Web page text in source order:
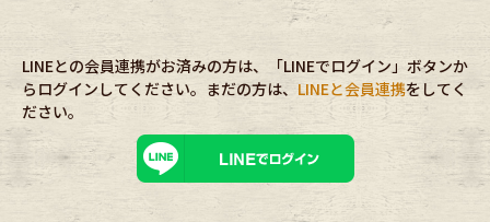
Tops Outer
Bottoms Fafatt
レディース商品カテゴリーから探す
Bottoms
LINEとの会員連携がお済みの方は、「LINEでログイン」ボタンか
らログインしてください。まだの方は、 LINEと会員連携をしてく
ださい。